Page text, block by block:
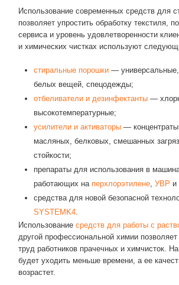
Использование современных средств для
позволяет упростить обработку текстиля,
сервиса и уровень удовлетворенности
и химических чистках используют
стиральные порошки —
белых вещей, спецодежды;
отбеливатели и дезинфектанты —
высокотемпературные;
усилители и активаторы —
масляных, белковых, смешанных
стойкости;
препараты для использования в
работающих на перхлорэтилене, УВР и
средства для новой безопасной
SYSTEMK4.
Использование средств для работы с
другой профессиональной химии позволяет
труд работников прачечных и химчисток.
будет уходить меньше времени, а ее
возрастет.